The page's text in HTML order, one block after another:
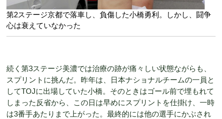
第2ステージ京都で落車し、負傷した小橋勇利。しかし、闘争
心は衰えていなかった
続く第3ステージ美濃では治療の跡が痛々しい状態ながらも、
スプリントに挑んだ。昨年は、日本ナショナルチームの一員と
してTOJに出場していた小橋。そのときはゴール前で埋もれて
しまった反省から、この日は早めにスプリントを仕掛け、一時
は3番手あたりまで上がった。最終的には他の選手にかぶされ